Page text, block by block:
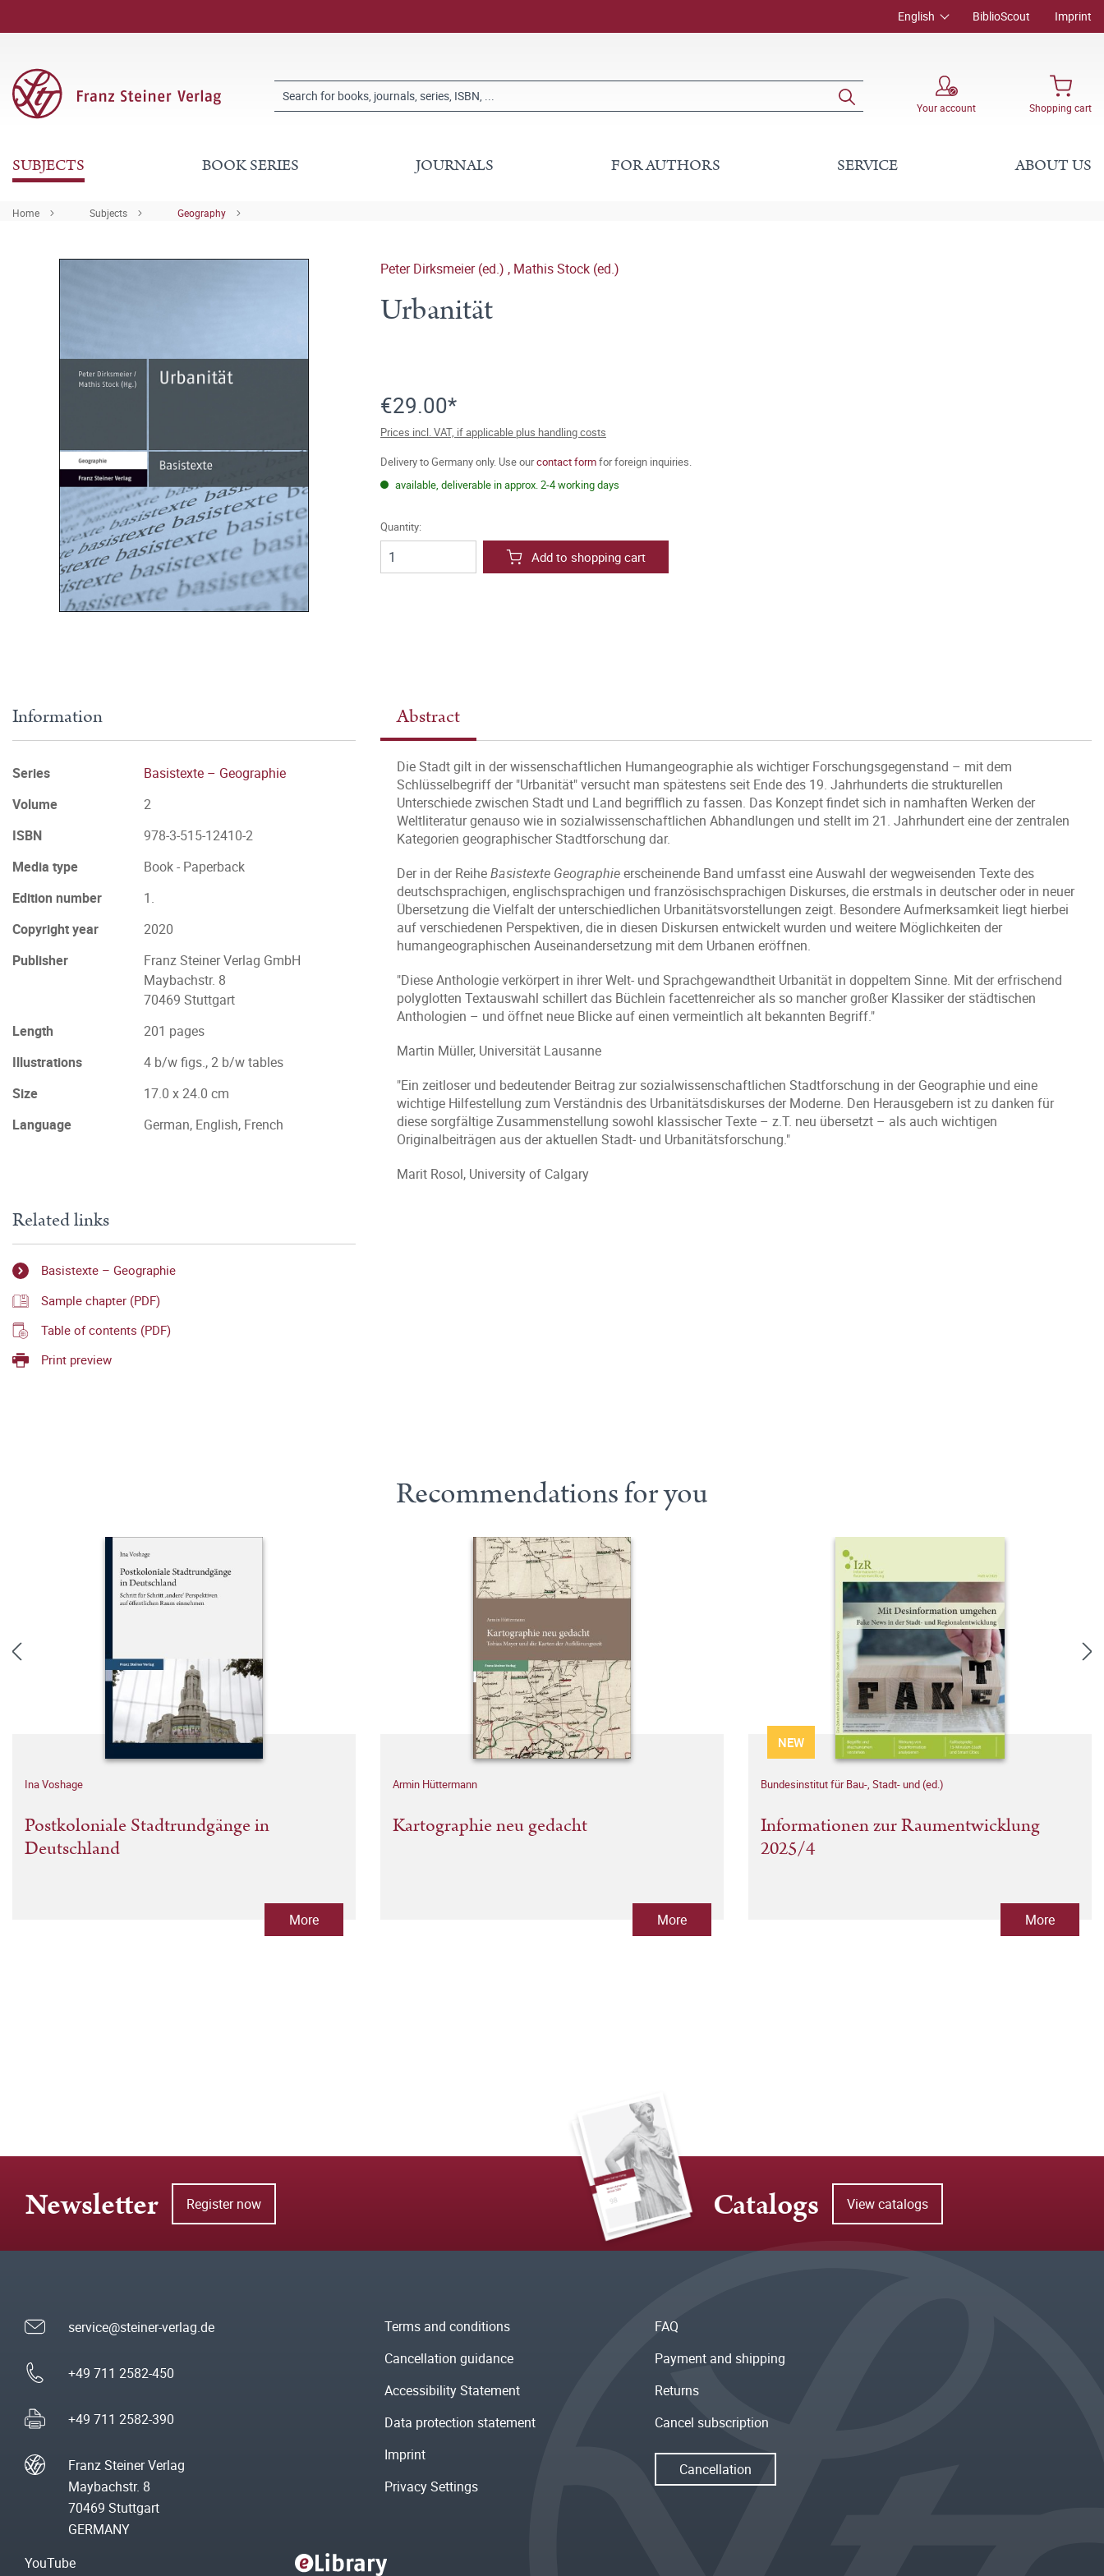
English BiblioScout Imprint
Your account Shopping cart
SUBJECTS BOOK SERIES JOURNALS FOR AUTHORS SERVICE ABOUT US
Home Subjects Geography
Peter Dirksmeier (ed.) , Mathis Stock (ed.)
Urbanität
€29.00*
Prices incl. VAT, if applicable plus handling costs
Delivery to Germany only. Use ourcontact formfor foreign inquiries.
available, deliverable in approx. 2-4 working days
Quantity:
Add to shopping cart
Abstract
Die Stadt gilt in der wissenschaftlichen Humangeographie als wichtiger Forschungsgegenstand – mit dem
Schlüsselbegriff der "Urbanität" versucht man spätestens seit Ende des 19. Jahrhunderts die strukturellen
Unterschiede zwischen Stadt und Land begrifflich zu fassen. Das Konzept findet sich in namhaften Werken der
Weltliteratur genauso wie in sozialwissenschaftlichen Abhandlungen und stellt im 21. Jahrhundert eine der zentralen
Kategorien geographischer Stadtforschung dar.
Der in der ReiheBasistexte Geographieerscheinende Band umfasst eine Auswahl der wegweisenden Texte des
deutschsprachigen, englischsprachigen und französischsprachigen Diskurses, die erstmals in deutscher oder in neuer
Übersetzung die Vielfalt der unterschiedlichen Urbanitätsvorstellungen zeigt. Besondere Aufmerksamkeit liegt hierbei
auf verschiedenen Perspektiven, die in diesen Diskursen entwickelt wurden und weitere Möglichkeiten der
humangeographischen Auseinandersetzung mit dem Urbanen eröffnen.
"Diese Anthologie verkörpert in ihrer Welt- und Sprachgewandtheit Urbanität in doppeltem Sinne. Mit der erfrischend
polyglotten Textauswahl schillert das Büchlein facettenreicher als so mancher großer Klassiker der städtischen
Anthologien – und öffnet neue Blicke auf einen vermeintlich alt bekannten Begriff."
Martin Müller, Universität Lausanne
"Ein zeitloser und bedeutender Beitrag zur sozialwissenschaftlichen Stadtforschung in der Geographie und eine
wichtige Hilfestellung zum Verständnis des Urbanitätsdiskurses der Moderne. Den Herausgebern ist zu danken für
diese sorgfältige Zusammenstellung sowohl klassischer Texte – z.T. neu übersetzt – als auch wichtigen
Originalbeiträgen aus der aktuellen Stadt- und Urbanitätsforschung."
Marit Rosol, University of Calgary
Information
Series
Basistexte – Geographie
Volume
2
ISBN
978-3-515-12410-2
Media type
Book - Paperback
Edition number
1.
Copyright year
2020
Publisher
Franz Steiner Verlag GmbH
Maybachstr. 8
70469 Stuttgart
Length
201 pages
Illustrations
4 b/w figs., 2 b/w tables
Size
17.0 x 24.0 cm
Language
German, English, French
Related links
Basistexte – Geographie
Sample chapter (PDF)
Table of contents (PDF)
Print preview
Recommendations for you
Ina Voshage
Postkoloniale Stadtrundgänge in
Deutschland
More
Armin Hüttermann
Kartographie neu gedacht
More
NEW
Bundesinstitut für Bau-, Stadt- und (ed.)
Informationen zur Raumentwicklung
2025/4
More
Newsletter Register now Catalogs View catalogs
service@steiner-verlag.de
+49 711 2582-450
+49 711 2582-390
Franz Steiner Verlag
Maybachstr. 8
70469 Stuttgart
GERMANY
Terms and conditions
Cancellation guidance
Accessibility Statement
Data protection statement
Imprint
Privacy Settings
FAQ
Payment and shipping
Returns
Cancel subscription
Cancellation
YouTube